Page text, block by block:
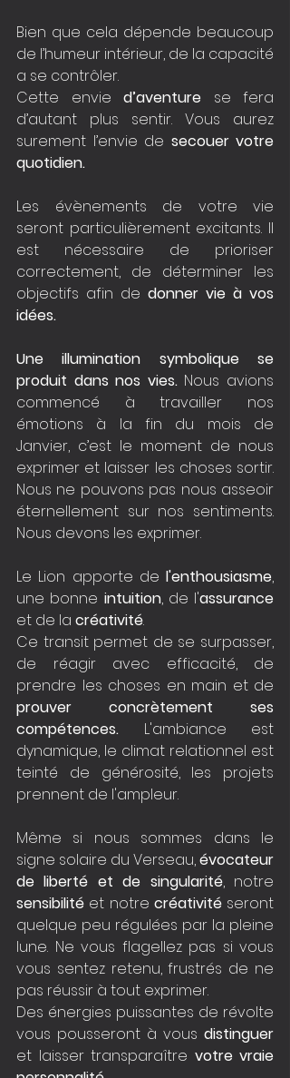
Bien que cela dépende beaucoup
de l’humeur intérieur, de la capacité
a se contrôler.
Cette envie d’aventure se fera
d’autant plus sentir. Vous aurez
surement l’envie de secouer votre
quotidien.
Les évènements de votre vie
seront particulièrement excitants. Il
est nécessaire de prioriser
correctement, de déterminer les
objectifs afin de donner vie à vos
idées.
Une illumination symbolique se
produit dans nos vies. Nous avions
commencé à travailler nos
émotions à la fin du mois de
Janvier, c’est le moment de nous
exprimer et laisser les choses sortir.
Nous ne pouvons pas nous asseoir
éternellement sur nos sentiments.
Nous devons les exprimer.
Le Lion apporte de l'enthousiasme,
une bonne intuition, de l'assurance
et de la créativité.
Ce transit permet de se surpasser,
de réagir avec efficacité, de
prouver concrètement ses
compétences. L'ambiance est
dynamique, le climat relationnel est
teinté de générosité, les projets
prennent de l'ampleur.
Même si nous sommes dans le
signe solaire du Verseau, évocateur
de liberté et de singularité
sensibilité et notre créativité seront
quelque peu régulées par la pleine
lune. Ne vous flagellez pas si vous
vous sentez retenu, frustrés de ne
pas réussir à tout exprimer.
Des énergies puissantes de révolte
vous pousseront à vous distinguer
et laisser transparaître votre vraie